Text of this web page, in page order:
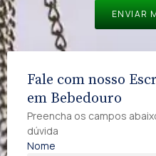
ENVIAR
Fale com nosso
em Bebedouro
Preencha os campos
dúvida
Nome